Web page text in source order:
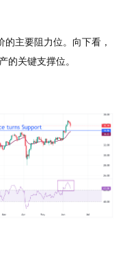
主要阻力位。向下看，
的关键支撑位。